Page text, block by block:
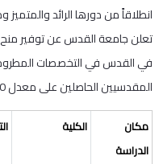
انطلاقاً من دورها الرائد
تعلن جامعة القدس عن توفير منح
في القدس في التخصصات المطروحة
المقدسيين الحاصلين على معدل 60% في حرم الجامعة في أبوديس.
مكان
الدراسة
الكلية